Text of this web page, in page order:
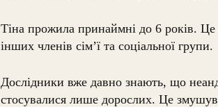
Тіна прожила принаймні до 6 років. Це
інших членів сім’ї та соціальної групи.
Дослідники вже давно знають, що
стосувалися лише дорослих. Це